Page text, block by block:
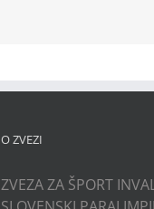
O ZVEZI
ZVEZA ZA ŠPORT